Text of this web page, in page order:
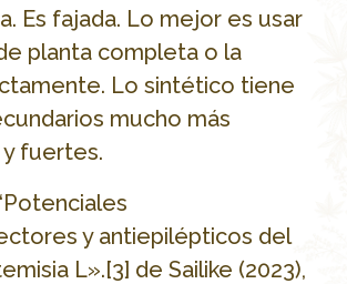
Es fajada. Lo mejor es usar
planta completa o la
Lo sintético tiene
mucho más
fuertes.
y antiepilépticos del
L».[3] de Sailike (2023),